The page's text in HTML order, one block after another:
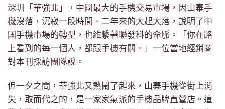
深圳「華強北」，中國最大的手機交易市場，因山寨手
機沒落，沉寂一段時間。二年來的大起大落，說明了中
國手機市場的轉型，也維繫著聯發科的命脈。「你在路
上看到的每一個人，都跟手機有關。」一位當地經銷商
對本刊採訪團隊說。
但一夕之間，華強北又熱鬧了起來，山寨手機從街上消
失，取而代之的，是一家家氣派的手機品牌直營店。這